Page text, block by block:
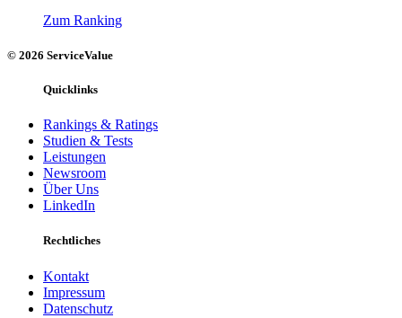
Zum Ranking
© 2026 ServiceValue
Quicklinks
Rankings & Ratings
Studien & Tests
Leistungen
Newsroom
Über Uns
LinkedIn
Rechtliches
Kontakt
Impressum
Datenschutz